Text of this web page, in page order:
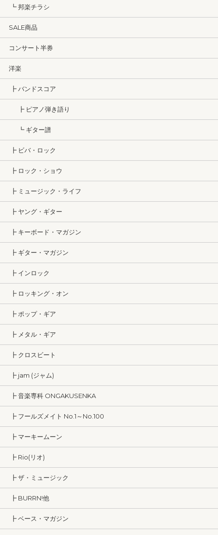
┗ 邦楽チラシ
SALE商品
コンサート半券
洋楽
┣ バンドスコア
┣ ピアノ弾き語り
┗ ギター譜
┣ ビバ・ロック
┣ ロック・ショウ
┣ ミュージック・ライフ
┣ ヤング・ギター
┣ キーボード・マガジン
┣ ギター・マガジン
┣ インロック
┣ ロッキング・オン
┣ ポップ・ギア
┣ メタル・ギア
┣ クロスビート
┣ jam (ジャム)
┣ 音楽専科 ONGAKUSENKA
┣ フールズメイト No.1～No.100
┣ マーキームーン
┣ Rio(リオ)
┣ ザ・ミュージック
┣ BURRN!他
┣ ベース・マガジン